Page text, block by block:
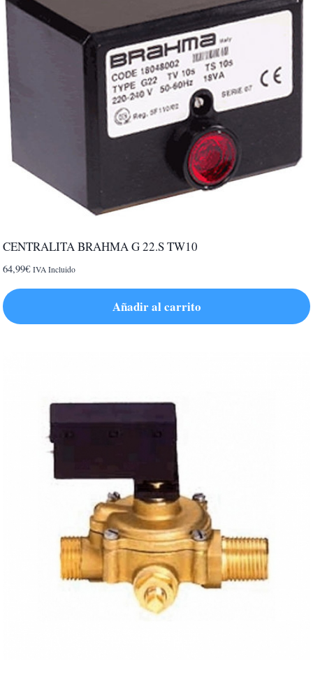
CENTRALITA BRAHMA G 22.S TW10
64,99€ IVA Incluido
Añadir al carrito